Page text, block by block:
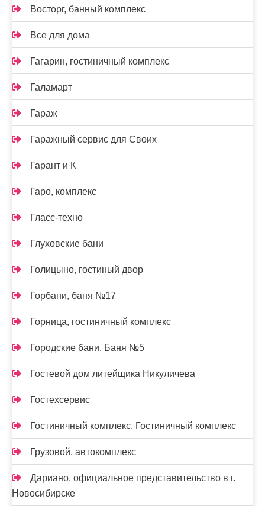
Восторг, банный комплекс
Все для дома
Гагарин, гостиничный комплекс
Галамарт
Гараж
Гаражный сервис для Своих
Гарант и К
Гаро, комплекс
Гласс-техно
Глуховские бани
Голицыно, гостиный двор
Горбани, баня №17
Горница, гостиничный комплекс
Городские бани, Баня №5
Гостевой дом литейщика Никуличева
Гостехсервис
Гостиничный комплекс, Гостиничный комплекс
Грузовой, автокомплекс
Дариано, официальное представительство в г.
Новосибирске